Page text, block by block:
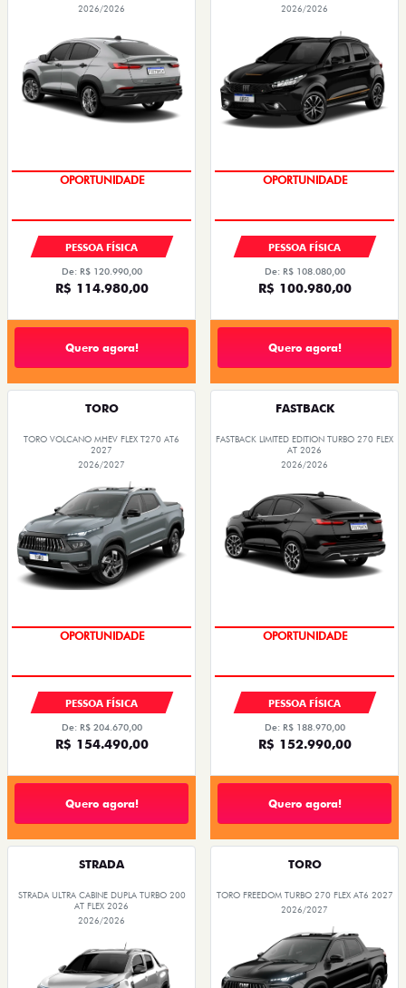
2026/2026
OPORTUNIDADE
PESSOA FÍSICA
De: R$ 120.990,00
R$ 114.980,00
Quero agora!
2026/2026
OPORTUNIDADE
PESSOA FÍSICA
De: R$ 108.080,00
R$ 100.980,00
Quero agora!
TORO
TORO VOLCANO MHEV FLEX T270 AT6
2027
2026/2027
OPORTUNIDADE
PESSOA FÍSICA
De: R$ 204.670,00
R$ 154.490,00
Quero agora!
FASTBACK
FASTBACK LIMITED EDITION TURBO 270 FLEX
AT 2026
2026/2026
OPORTUNIDADE
PESSOA FÍSICA
De: R$ 188.970,00
R$ 152.990,00
Quero agora!
STRADA
STRADA ULTRA CABINE DUPLA TURBO 200
AT FLEX 2026
2026/2026
TORO
TORO FREEDOM TURBO 270 FLEX AT6 2027
2026/2027